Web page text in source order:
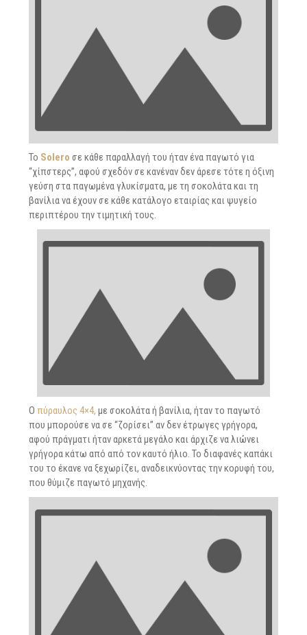
Το Solero σε κάθε παραλλαγή του ήταν ένα παγωτό για
“χίπστερς”, αφού σχεδόν σε κανέναν δεν άρεσε τότε η όξινη
γεύση στα παγωμένα γλυκίσματα, με τη σοκολάτα και τη
βανίλια να έχουν σε κάθε κατάλογο εταιρίας και ψυγείο
περιπτέρου την τιμητική τους.
Ο πύραυλος 4×4, με σοκολάτα ή βανίλια, ήταν το παγωτό
που μπορούσε να σε “ζορίσει” αν δεν έτρωγες γρήγορα,
αφού πράγματι ήταν αρκετά μεγάλο και άρχιζε να λιώνει
γρήγορα κάτω από από τον καυτό ήλιο. Το διαφανές καπάκι
του το έκανε να ξεχωρίζει, αναδεικνύοντας την κορυφή του,
που θύμιζε παγωτό μηχανής.